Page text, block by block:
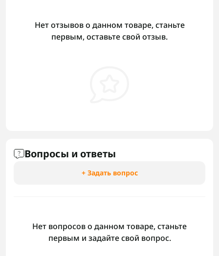
Нет отзывов о данном товаре, станьте
первым, оставьте свой отзыв.
Вопросы и ответы
+ Задать вопрос
Нет вопросов о данном товаре, станьте
первым и задайте свой вопрос.